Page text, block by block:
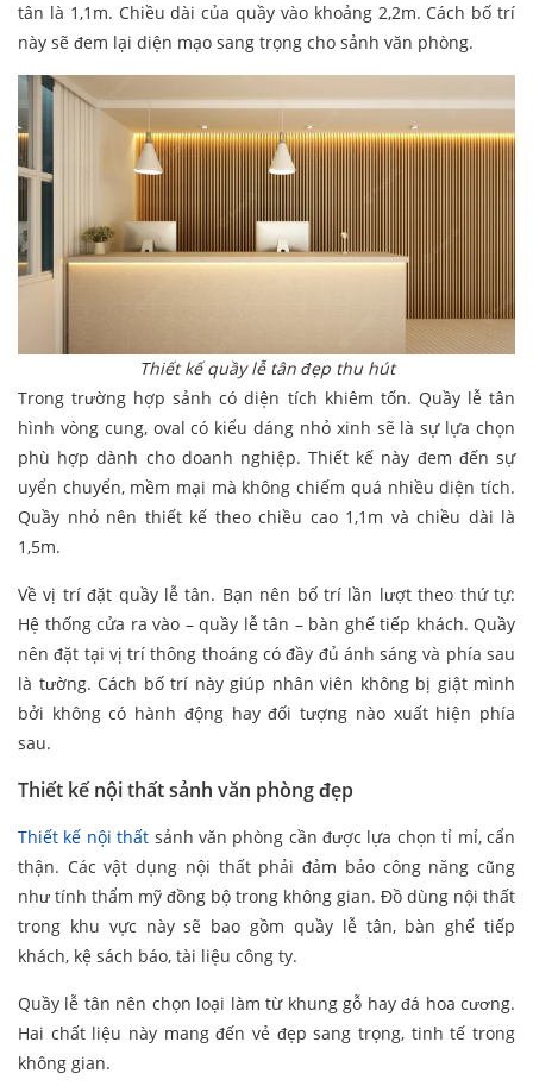
tân là 1,1m. Chiều dài của quầy vào khoảng 2,2m. Cách bố trí
này sẽ đem lại diện mạo sang trọng cho sảnh văn phòng.
Thiết kế quầy lễ tân đẹp thu hút
Trong trường hợp sảnh có diện tích khiêm tốn. Quầy lễ tân
hình vòng cung, oval có kiểu dáng nhỏ xinh sẽ là sự lựa chọn
phù hợp dành cho doanh nghiệp. Thiết kế này đem đến sự
uyển chuyển, mềm mại mà không chiếm quá nhiều diện tích.
Quầy nhỏ nên thiết kế theo chiều cao 1,1m và chiều dài là
1,5m.
Về vị trí đặt quầy lễ tân. Bạn nên bố trí lần lượt theo thứ tự:
Hệ thống cửa ra vào – quầy lễ tân – bàn ghế tiếp khách. Quầy
nên đặt tại vị trí thông thoáng có đầy đủ ánh sáng và phía sau
là tường. Cách bố trí này giúp nhân viên không bị giật mình
bởi không có hành động hay đối tượng nào xuất hiện phía
sau.
Thiết kế nội thất sảnh văn phòng đẹp
Thiết kế nội thất sảnh văn phòng cần được lựa chọn tỉ mỉ, cẩn
thận. Các vật dụng nội thất phải đảm bảo công năng cũng
như tính thẩm mỹ đồng bộ trong không gian. Đồ dùng nội thất
trong khu vực này sẽ bao gồm quầy lễ tân, bàn ghế tiếp
khách, kệ sách báo, tài liệu công ty.
Quầy lễ tân nên chọn loại làm từ khung gỗ hay đá hoa cương.
Hai chất liệu này mang đến vẻ đẹp sang trọng, tinh tế trong
không gian.